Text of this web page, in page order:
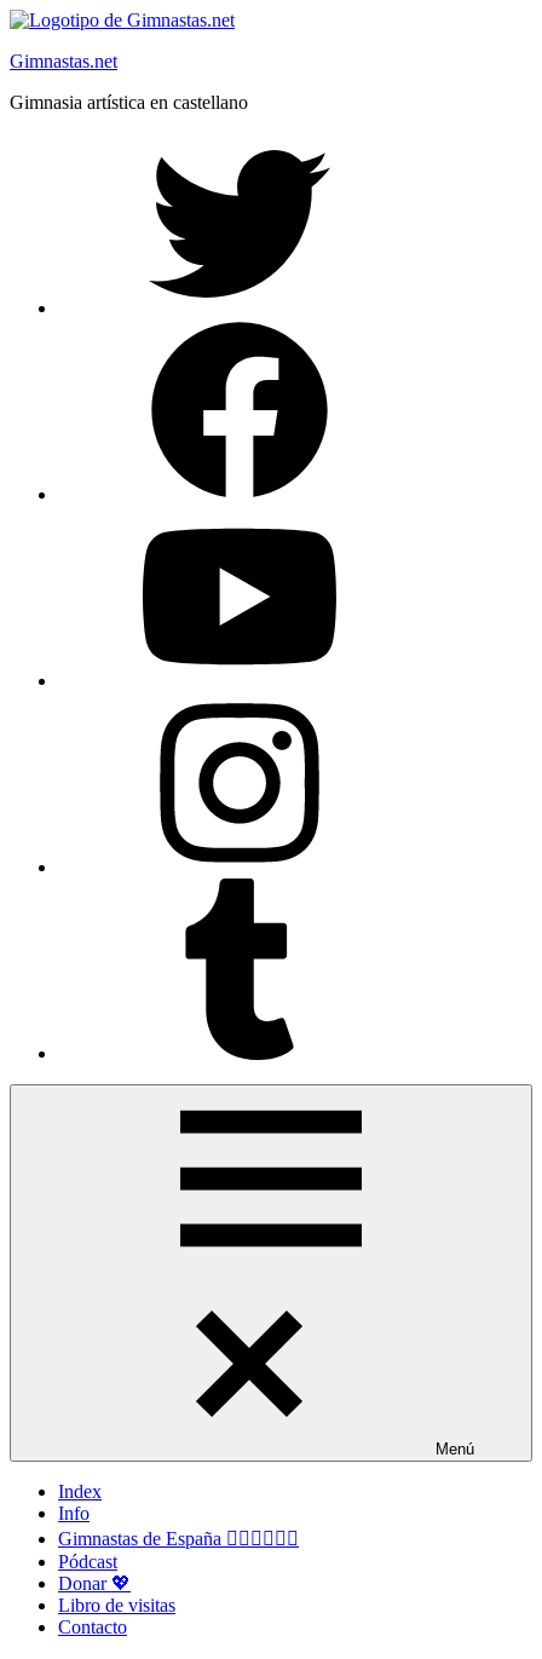
Saltar
contenido
Gimnastas.net
Gimnasia artística en castellano
Menú
Index
Info
Gimnastas de España 🤸🏻‍♀️🤸🏽‍♂️
Pódcast
Donar 💖
Libro de visitas
Contacto